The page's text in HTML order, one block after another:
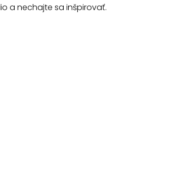
a nechajte sa inšpirovať.